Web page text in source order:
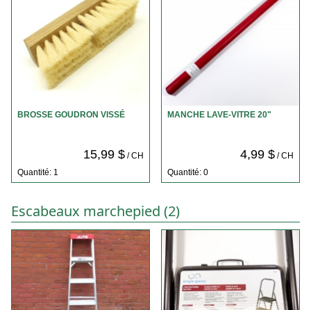
BROSSE GOUDRON VISSÉ
15,99 $/ CH
Quantité: 1
MANCHE LAVE-VITRE 20"
4,99 $/ CH
Quantité: 0
Escabeaux marchepied (2)